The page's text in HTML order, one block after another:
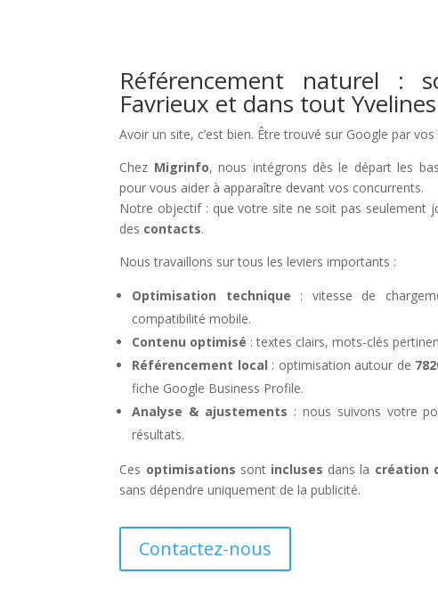
Référencement naturel :
Favrieux et dans tout Yvelines
Avoir un site, c’est bien. Être trouvé sur Google par
Chez Migrinfo, nous intégrons dès le départ les
pour vous aider à apparaître devant vos concurrents.
Notre objectif : que votre site ne soit pas seulement
des contacts.
Nous travaillons sur tous les leviers importants :
Optimisation technique : vitesse de
compatibilité mobile.
Contenu optimisé : textes clairs, mots-clés
Référencement local : optimisation autour de
fiche Google Business Profile.
Analyse & ajustements : nous suivons votre
résultats.
Ces optimisations sont incluses dans la création
sans dépendre uniquement de la publicité.
Contactez-nous